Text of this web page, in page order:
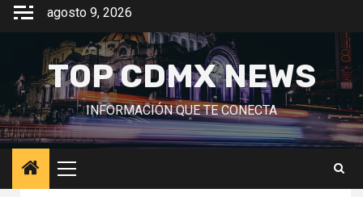
Saltar
contenido
agosto 9, 2026
TOP CDMX NEWS
INFORMACIÓN QUE TE CONECTA
Menú
principal